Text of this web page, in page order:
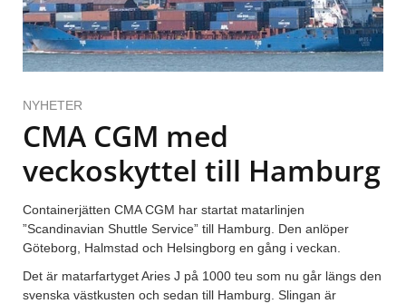
NYHETER
CMA CGM med
veckoskyttel till Hamburg
Containerjätten CMA CGM har startat matarlinjen
”Scandinavian Shuttle Service” till Hamburg. Den anlöper
Göteborg, Halmstad och Helsingborg en gång i veckan.
Det är matarfartyget Aries J på 1000 teu som nu går längs den
svenska västkusten och sedan till Hamburg. Slingan är